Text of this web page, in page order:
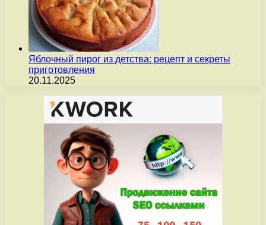
Яблочный пирог из детства: рецепт и секреты
приготовления
20.11.2025